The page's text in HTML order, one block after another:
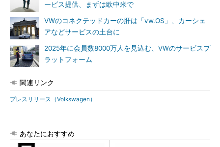
ービス提供、まずは欧中米で
VWのコネクテッドカーの肝は「vw.OS」、カーシェ
アなどサービスの土台に
2025年に会員数8000万人を見込む、VWのサービスプ
ラットフォーム
関連リンク
プレスリリース（Volkswagen）
あなたにおすすめ